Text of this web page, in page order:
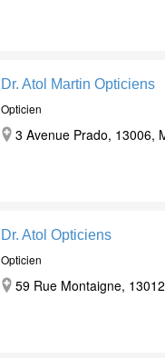
Dr. Atol Martin Opticiens
Opticien
3 Avenue Prado, 13006,
Dr. Atol Opticiens
Opticien
59 Rue Montaigne,